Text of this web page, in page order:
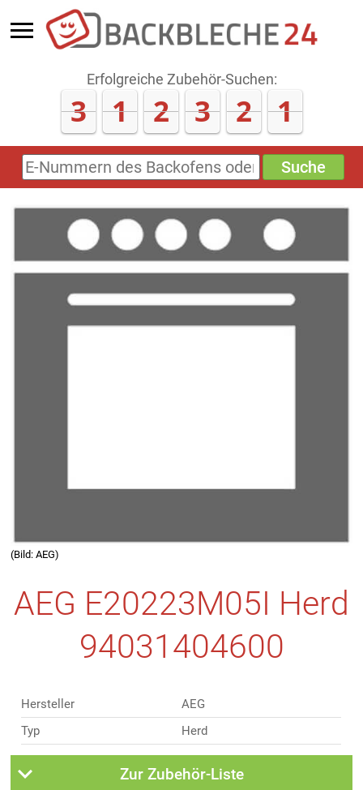
Erfolgreiche Zubehör-Suchen:
3 1 2 3 2 1
E-
Nummern
Sonderzeichen)
Suche
(Bild: AEG)
AEG E20223M05I Herd
94031404600
Hersteller
AEG
Typ
Herd
Zur Zubehör-Liste